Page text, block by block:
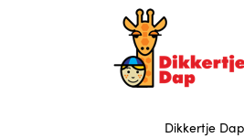
Dikkertje Dap